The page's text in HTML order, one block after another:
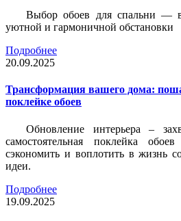
Выбор обоев для спальни —
уютной и гармоничной обстановки
Подробнее
20.09.2025
Трансформация вашего дома:
поклейке обоев
Обновление интерьера –
самостоятельная поклейка
сэкономить и воплотить в жизнь
идеи.
Подробнее
19.09.2025